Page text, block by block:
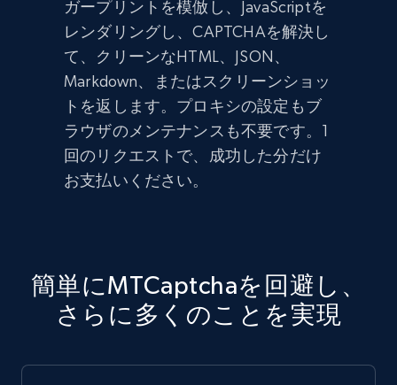
ガープリントを模倣し、JavaScriptを
レンダリングし、CAPTCHAを解決し
て、クリーンなHTML、JSON、
Markdown、またはスクリーンショッ
トを返します。プロキシの設定もブ
ラウザのメンテナンスも不要です。1
回のリクエストで、成功した分だけ
お支払いください。
簡単にMTCaptchaを回避し、
さらに多くのことを実現